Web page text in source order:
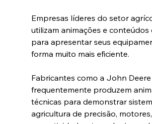
Empresas líderes do setor
utilizam animações e conteúdos
para apresentar seus
forma muito mais eficiente.
Fabricantes como a John Deere
frequentemente produzem
técnicas para demonstrar
agricultura de precisão, motores,